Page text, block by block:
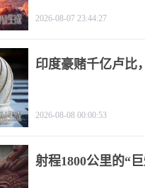
2026-08-07 23:44:27
印度豪赌千亿卢比
2026-08-08 00:00:53
射程1800公里的“